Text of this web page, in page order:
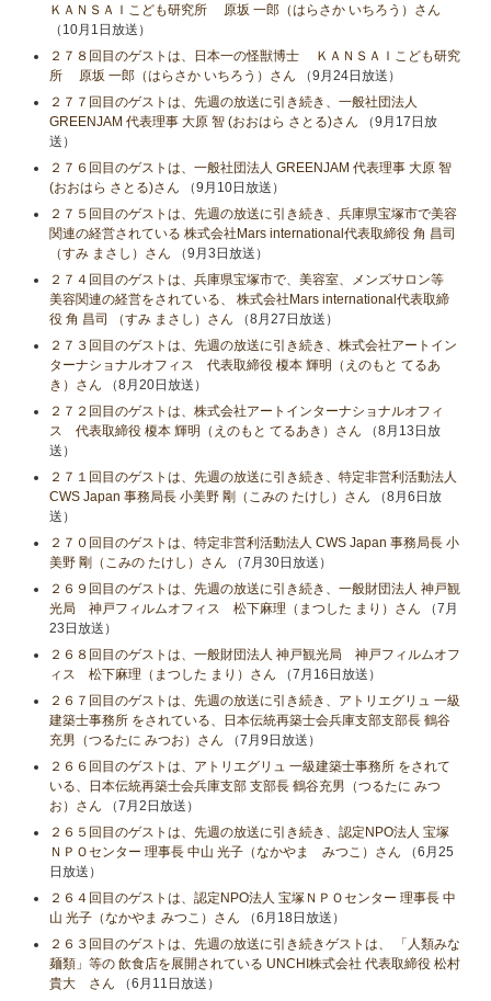
ＫＡＮＳＡＩこども研究所 原坂 一郎（はらさか いちろう）さん
（10月1日放送）
２７８回目のゲストは、日本一の怪獣博士 ＫＡＮＳＡＩこども研究
所 原坂 一郎（はらさか いちろう）さん （9月24日放送）
２７７回目のゲストは、先週の放送に引き続き、一般社団法人
GREENJAM 代表理事 大原 智 (おおはら さとる)さん （9月17日放
送）
２７６回目のゲストは、一般社団法人 GREENJAM 代表理事 大原 智
(おおはら さとる)さん （9月10日放送）
２７５回目のゲストは、先週の放送に引き続き、兵庫県宝塚市で美容
関連の経営されている 株式会社Mars international代表取締役 角 昌司
（すみ まさし）さん （9月3日放送）
２７４回目のゲストは、兵庫県宝塚市で、美容室、メンズサロン等
美容関連の経営をされている、 株式会社Mars international代表取締
役 角 昌司 （すみ まさし）さん （8月27日放送）
２７３回目のゲストは、先週の放送に引き続き、株式会社アートイン
ターナショナルオフィス 代表取締役 榎本 輝明（えのもと てるあ
き）さん （8月20日放送）
２７２回目のゲストは、株式会社アートインターナショナルオフィ
ス 代表取締役 榎本 輝明（えのもと てるあき）さん （8月13日放
送）
２７１回目のゲストは、先週の放送に引き続き、特定非営利活動法人
CWS Japan 事務局長 小美野 剛（こみの たけし）さん （8月6日放
送）
２７０回目のゲストは、特定非営利活動法人 CWS Japan 事務局長 小
美野 剛（こみの たけし）さん （7月30日放送）
２６９回目のゲストは、先週の放送に引き続き、一般財団法人 神戸観
光局 神戸フィルムオフィス 松下麻理（まつした まり）さん （7月
23日放送）
２６８回目のゲストは、一般財団法人 神戸観光局 神戸フィルムオフ
ィス 松下麻理（まつした まり）さん （7月16日放送）
２６７回目のゲストは、先週の放送に引き続き、アトリエグリュ 一級
建築士事務所 をされている、日本伝統再築士会兵庫支部支部長 鶴谷
充男（つるたに みつお）さん （7月9日放送）
２６６回目のゲストは、アトリエグリュ 一級建築士事務所 をされて
いる、日本伝統再築士会兵庫支部 支部長 鶴谷充男（つるたに みつ
お）さん （7月2日放送）
２６５回目のゲストは、先週の放送に引き続き、認定NPO法人 宝塚
ＮＰＯセンター 理事長 中山 光子（なかやま みつこ）さん （6月25
日放送）
２６４回目のゲストは、認定NPO法人 宝塚ＮＰＯセンター 理事長 中
山 光子（なかやま みつこ）さん （6月18日放送）
２６３回目のゲストは、先週の放送に引き続きゲストは、 「人類みな
麺類」等の 飲食店を展開されている UNCHI株式会社 代表取締役 松村
貴大 さん （6月11日放送）